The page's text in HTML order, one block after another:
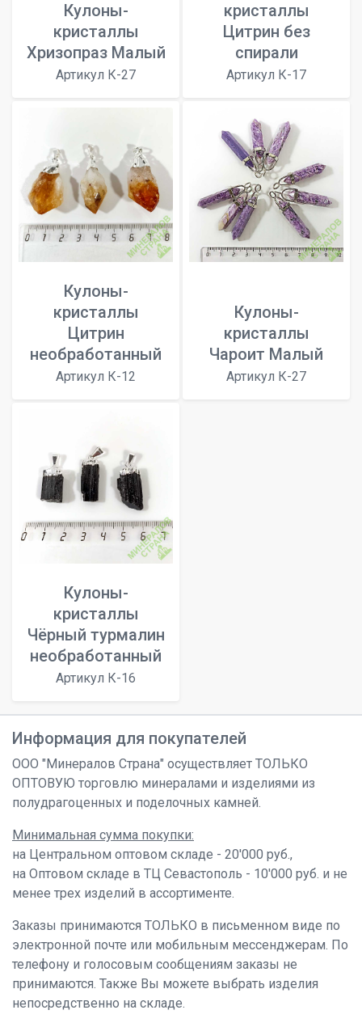
Кулоны-
кристаллы
Хризопраз Малый
Артикул К-27
кристаллы
Цитрин без
спирали
Артикул К-17
Кулоны-
кристаллы
Цитрин
необработанный
Артикул К-12
Кулоны-
кристаллы
Чароит Малый
Артикул К-27
Кулоны-
кристаллы
Чёрный турмалин
необработанный
Артикул К-16
Информация для покупателей
ООО "Минералов Страна" осуществляет ТОЛЬКО
ОПТОВУЮ торговлю минералами и изделиями из
полудрагоценных и поделочных камней.
Минимальная сумма покупки:
на Центральном оптовом складе - 20'000 руб.,
на Оптовом складе в ТЦ Севастополь - 10'000 руб. и не
менее трех изделий в ассортименте.
Заказы принимаются ТОЛЬКО в письменном виде по
электронной почте или мобильным мессенджерам. По
телефону и голосовым сообщениям заказы не
принимаются. Также Вы можете выбрать изделия
непосредственно на складе.